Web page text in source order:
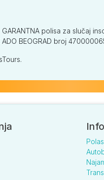
polisa za slučaj
BEOGRAD broj